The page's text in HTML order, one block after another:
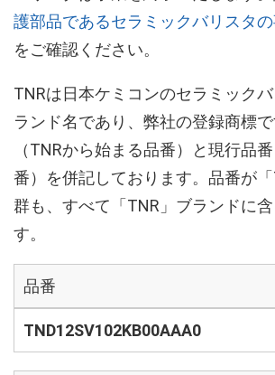
護部品であるセラミックバリスタ
をご確認ください。
TNRは日本ケミコンのセラミック
ランド名であり、弊社の登録商標
（TNRから始まる品番）と現行品
番）を併記しております。品番が
群も、すべて「TNR」ブランドに
す。
品番
TND12SV102KB00AAA0